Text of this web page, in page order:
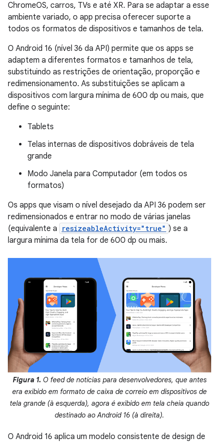
ChromeOS, carros, TVs e até XR. Para se adaptar a esse
ambiente variado, o app precisa oferecer suporte a
todos os formatos de dispositivos e tamanhos de tela.
O Android 16 (nível 36 da API) permite que os apps se
adaptem a diferentes formatos e tamanhos de tela,
substituindo as restrições de orientação, proporção e
redimensionamento. As substituições se aplicam a
dispositivos com largura mínima de 600 dp ou mais, que
define o seguinte:
Tablets
Telas internas de dispositivos dobráveis de tela
grande
Modo Janela para Computador (em todos os
formatos)
Os apps que visam o nível desejado da API 36 podem ser
redimensionados e entrar no modo de várias janelas
(equivalente a
resizeableActivity="true" ) se a
largura mínima da tela for de 600 dp ou mais.
Figura 1. O feed de notícias para desenvolvedores, que antes
era exibido em formato de caixa de correio em dispositivos de
tela grande (à esquerda), agora é exibido em tela cheia quando
destinado ao Android 16 (à direita).
O Android 16 aplica um modelo consistente de design de